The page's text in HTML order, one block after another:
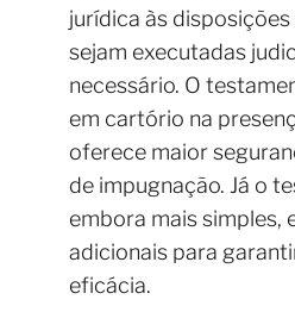
jurídica às
sejam executadas
necessário. O
em cartório na
oferece maior
de impugnação. Já o
embora mais simples,
adicionais para
eficácia.